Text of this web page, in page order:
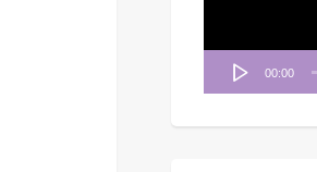
00:00